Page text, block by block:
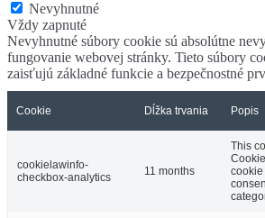
Nevyhnutné
Vždy zapnuté
Nevyhnutné súbory cookie sú absolútne
fungovanie webovej stránky. Tieto súbory
zaisťujú základné funkcie a bezpečnostné
Cookie Dĺžka trvania Popis
cookielawinfo-
checkbox-analytics
11 months
This
cookie